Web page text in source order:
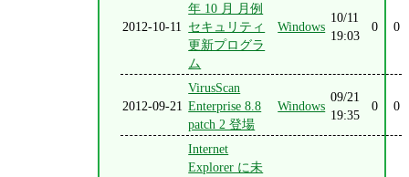
2012-10-11
年 10 月 月例
セキュリティ
更新プログラ
ム
Windows
10/11
19:03
0 0
2012-09-21
VirusScan
Enterprise 8.8
patch 2 登場
Windows
09/21
19:35
0 0
Internet
Explorer に未